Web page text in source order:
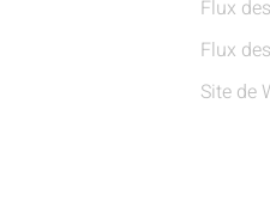
Flux
Flux
Site de